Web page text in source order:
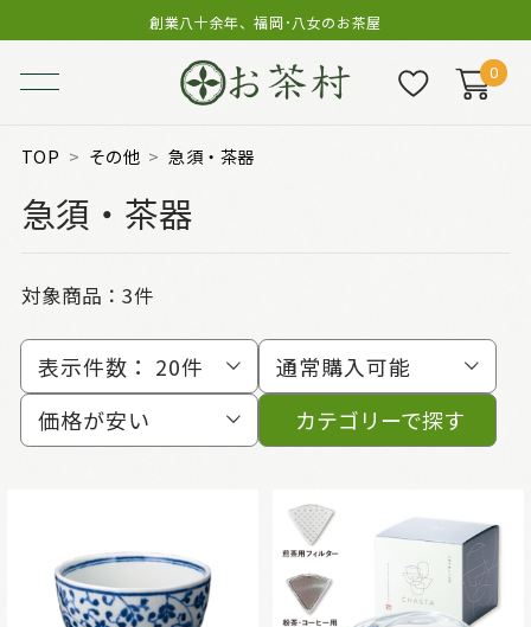
創業八十余年、福岡･八女のお茶屋
0
TOP その他 急須・茶器
急須・茶器
対象商品： 3件
表示件数： 20件
通常購入可能
価格が安い
カテゴリーで探す